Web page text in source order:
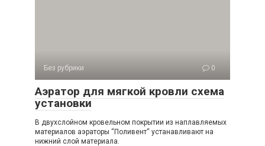
Без рубрики 0
Аэратор для мягкой кровли схема
установки
В двухслойном кровельном покрытии из наплавляемых
материалов аэраторы “Поливент“ устанавливают на
нижний слой материала.